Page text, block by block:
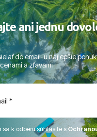
ani jednu
do email-u najlepšie
a zľavami
sa k odberu súhlasíte s